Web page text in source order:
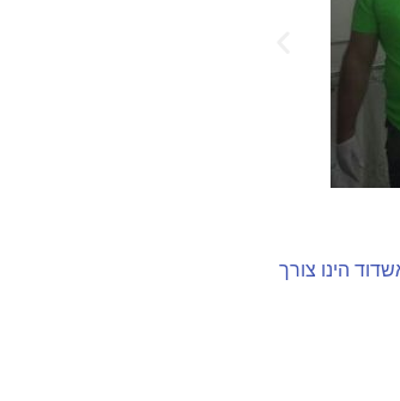
הינו צורך